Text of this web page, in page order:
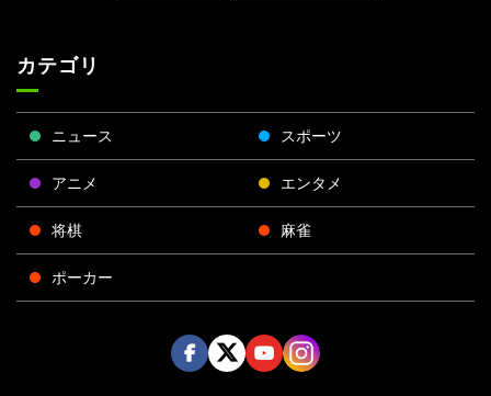
カテゴリ
ニュース スポーツ
アニメ エンタメ
将棋 麻雀
ポーカー